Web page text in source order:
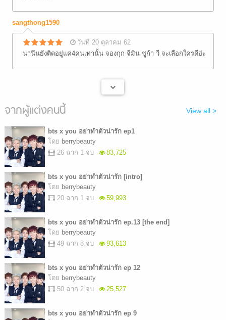
sangthong1590
วันที่ 20 ตุลาคม 62
นานึนยังติดอยู่แค่4คนเท่านั้น จองกุก จีมิน ชูก้า วี จะเลือกใครดีอ่ะ
จากผู้แต่งคนนี้ View all >
bts x you อย่าทำตัวน่ารัก ep1
โดย berrybeauty
26 ฉาก 1 จบ
83,725
bts x you อย่าทำตัวน่ารัก [intro]
โดย berrybeauty
20 ฉาก 1 จบ
59,993
bts x you อย่าทำตัวน่ารัก ep.13 [the end]
โดย berrybeauty
49 ฉาก 8 จบ
93,613
bts x you อย่าทำตัวน่ารัก ep 12
โดย berrybeauty
50 ฉาก 2 จบ
25,527
bts x you อย่าทำตัวน่ารัก ep 9